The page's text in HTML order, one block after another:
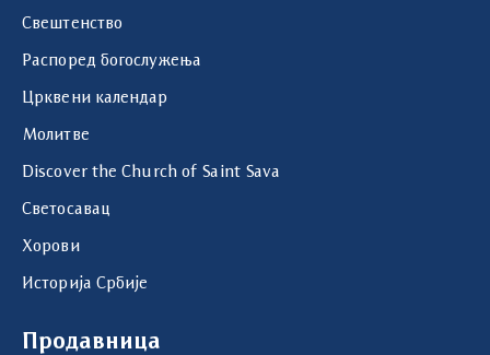
Свештенство
Распоред богослужења
Црквени календар
Молитве
Discover the Church of Saint Sava
Светосавац
Хорови
Историја Србије
Продавница